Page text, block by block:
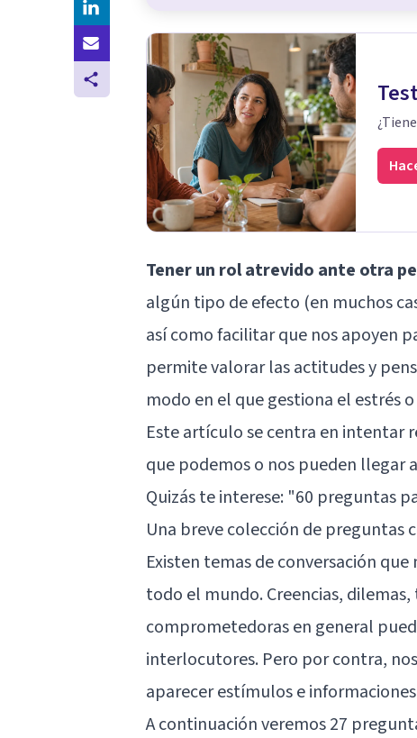
Tener un rol atrevido ante otra
algún tipo de efecto (en muchos
así como facilitar que nos apoyen
permite valorar las actitudes y
modo en el que gestiona el estrés
Este artículo se centra en intentar
que podemos o nos pueden llegar
Quizás te interese: "60 preguntas
Una breve colección de preguntas
Existen temas de conversación
todo el mundo. Creencias,
comprometedoras en general
interlocutores. Pero por contra,
aparecer estímulos e
A continuación veremos 27